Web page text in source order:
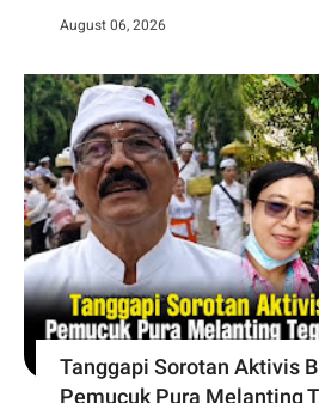
August 06, 2026
Tanggapi Sorotan Aktivis
Pemucuk Pura Melanting